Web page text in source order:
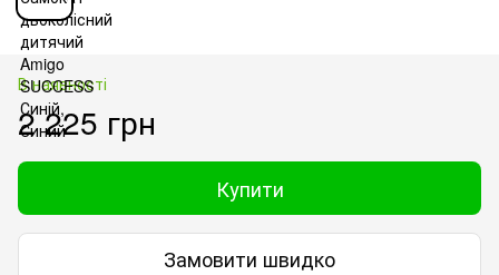
В наявності
2 225 грн
Купити
Замовити швидко